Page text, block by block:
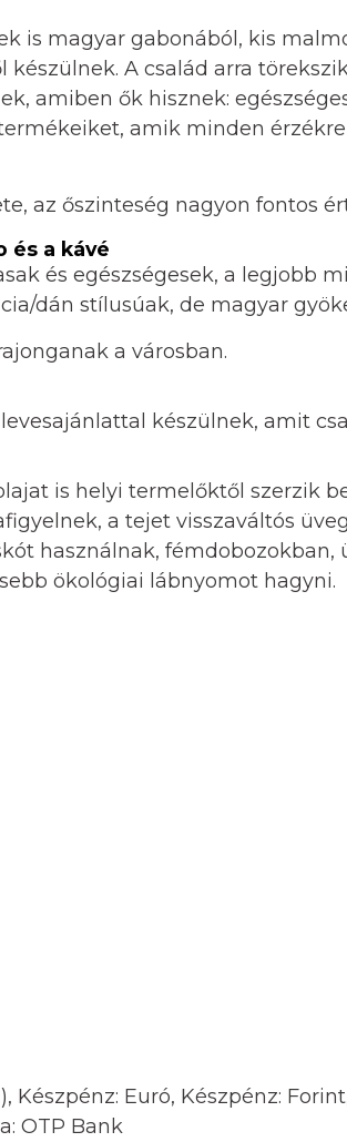
is magyar gabonából, kis
A család arra
amiben ők hisznek:
amik minden
az őszinteség nagyon fontos
és a kávé
és egészségesek, a legjobb
dán stílusúak, de magyar
a városban.
készülnek, amit
is helyi termelőktől szerzik
a tejet visszaváltós
használnak, fémdobozokban,
ökológiai lábnyomot hagyni.
Készpénz: Euró, Készpénz:
OTP Bank